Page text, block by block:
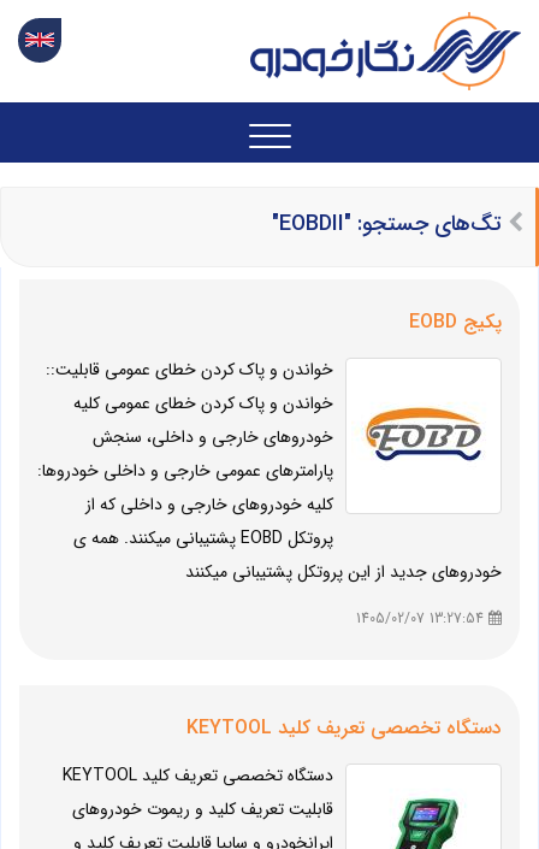
تگ‌های جستجو: "EOBDII"
پکیج EOBD
خواندن و پاک کردن خطای عمومی قابلیت::
خواندن و پاک کردن خطای عمومی کلیه
خودروهای خارجی و داخلی، سنجش
پارامترهای عمومی خارجی و داخلی خودروها:
کلیه خودروهای خارجی و داخلی که از
پروتکل EOBD پشتیبانی میکنند. همه ی
خودروهای جدید از این پروتکل پشتیبانی میکنند
دستگاه تخصصی تعریف کلید KEYTOOL
دستگاه تخصصی تعریف کلید KEYTOOL
قابلیت تعریف کلید و ریموت خودروهای
ایرانخودرو و سایپا قابلیت تعریف کلید و